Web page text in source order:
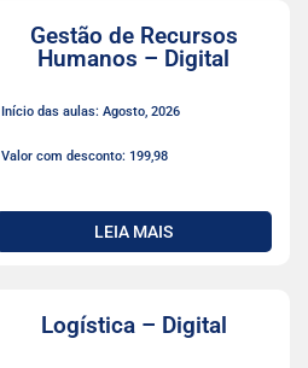
Gestão de Recursos
Humanos – Digital
Início das aulas: Agosto, 2026
Valor com desconto: 199,98
LEIA MAIS
Logística – Digital